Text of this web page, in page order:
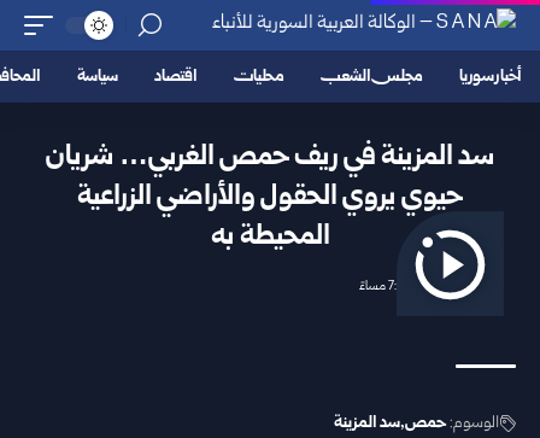
أخبار سوريا مجلس الشعب محليات اقتصاد سياسة
سد المزينة في ريف حمص الغربي… شريان
حيوي يروي الحقول والأراضي الزراعية
المحيطة به
2026/05/03 7:34 مساءً
الوسوم:حمص سد المزينة